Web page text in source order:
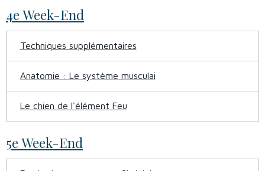
4e Week-End
Techniques supplémentaires
Anatomie : Le système musculai
Le chien de l'élément Feu
5e Week-End